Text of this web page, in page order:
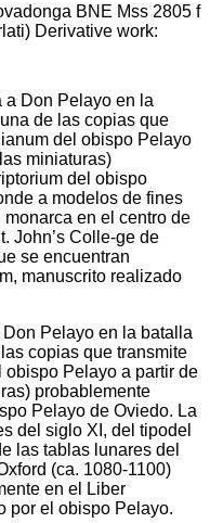
BNE Mss 2805 f
Derivative work:
Pelayo en la batalla
copias que transmite
Pelayo a partir de
probablemente
Pelayo de Oviedo. La
del siglo XI, del tipodel
las tablas lunares del
(ca. 1080-1100)
en el Liber
por el obispo Pelayo.